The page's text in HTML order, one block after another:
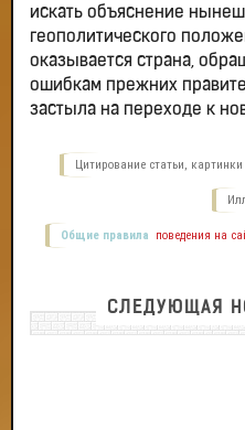
искать объяснение
геополитического
оказывается страна,
ошибкам прежних
застыла на переходе к
Цитирование статьи,
Общие правила поведения на
СЛЕДУЮЩАЯ